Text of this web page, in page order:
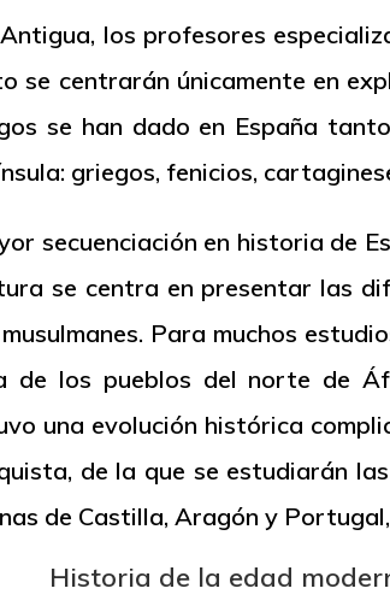
los profesores
se centrarán únicamente en
se han dado en España
griegos, fenicios,
secuenciación en historia de
se centra en presentar las
Para muchos
de los pueblos del norte de
una evolución histórica
de la que se estudiarán
de Castilla, Aragón y
Historia de la edad